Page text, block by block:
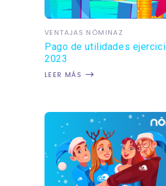
VENTAJAS NÓMINAZ
Pago de utilidades
2023
LEER MÁS